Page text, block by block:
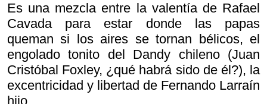
Es una mezcla entre la valentía de Rafael
Cavada para estar donde las papas
queman si los aires se tornan bélicos, el
engolado tonito del Dandy chileno (Juan
Cristóbal Foxley, ¿qué habrá sido de él?), la
excentricidad y libertad de Fernando Larraín
hijo.